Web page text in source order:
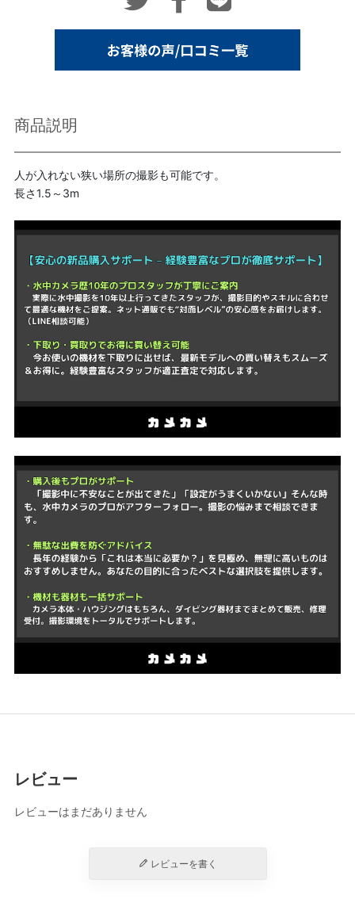
商品説明
人が入れない狭い場所の撮影も可能です。
長さ1.5～3m
レビュー
レビューはまだありません
レビューを書く